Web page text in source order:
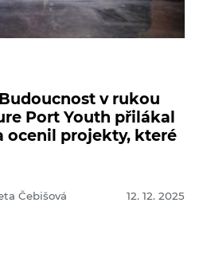
v rukou
Port Youth přilákal
ocenil projekty, které
Čebišová 12. 12. 2025